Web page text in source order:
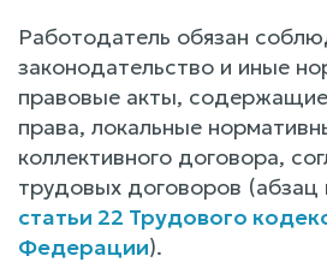
Работодатель обязан
законодательство и иные
правовые акты,
права, локальные
коллективного договора,
трудовых договоров (абзац
статьи 22 Трудового
Федерации).